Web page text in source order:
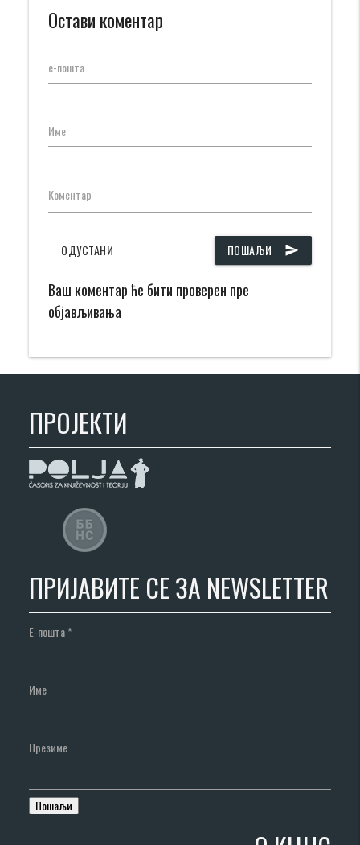
Остави коментар
е-пошта
Име
Коментар
ПОШАЉИ send
ОДУСТАНИ
Ваш коментар ће бити проверен пре
објављивања
ПРОЈЕКТИ
ПРИЈАВИТЕ СЕ ЗА NEWSLETTER
Е-пошта*
Име
Презиме